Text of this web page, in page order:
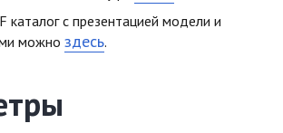
каталог с презентацией модели и
можноздесь.